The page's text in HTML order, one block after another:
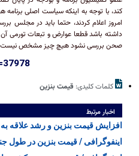
کند، با توجه به اینکه سیاست اصلی
امروز اعلام کردند، حتما باید در مجلس
داشته باشد قطعا عوارض و تبعات تورمی
صحن بررسی نشود هیچ چیز مشخص
کلمات کلیدی: قیمت بنزین
اخبار مرتبط
افزایش قیمت بنزین و رشد علاقه
اینفوگرافی / قیمت بنزین در طول